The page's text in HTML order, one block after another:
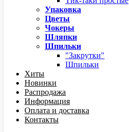
Упаковка
Цветы
Чокеры
Шляпки
Шпильки
"Закрутки"
Шпильки
Хиты
Новинки
Распродажа
Информация
Оплата и доставка
Контакты